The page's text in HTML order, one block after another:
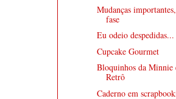
Mudanças
fase
Eu odeio despedidas...
Cupcake Gourmet
Bloquinhos da Minnie
Retrô
Caderno em